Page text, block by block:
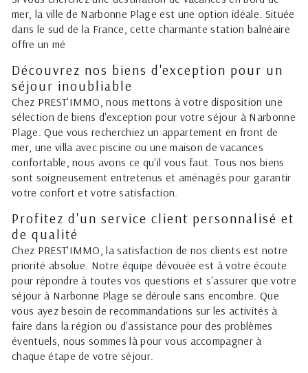
mer, la ville de Narbonne Plage est une option idéale. Située
dans le sud de la France, cette charmante station balnéaire
offre un mé
Découvrez nos biens d'exception pour un
séjour inoubliable
Chez PREST'IMMO, nous mettons à votre disposition une
sélection de biens d'exception pour votre séjour à Narbonne
Plage. Que vous recherchiez un appartement en front de
mer, une villa avec piscine ou une maison de vacances
confortable, nous avons ce qu'il vous faut. Tous nos biens
sont soigneusement entretenus et aménagés pour garantir
votre confort et votre satisfaction.
Profitez d'un service client personnalisé et
de qualité
Chez PREST'IMMO, la satisfaction de nos clients est notre
priorité absolue. Notre équipe dévouée est à votre écoute
pour répondre à toutes vos questions et s'assurer que votre
séjour à Narbonne Plage se déroule sans encombre. Que
vous ayez besoin de recommandations sur les activités à
faire dans la région ou d'assistance pour des problèmes
éventuels, nous sommes là pour vous accompagner à
chaque étape de votre séjour.